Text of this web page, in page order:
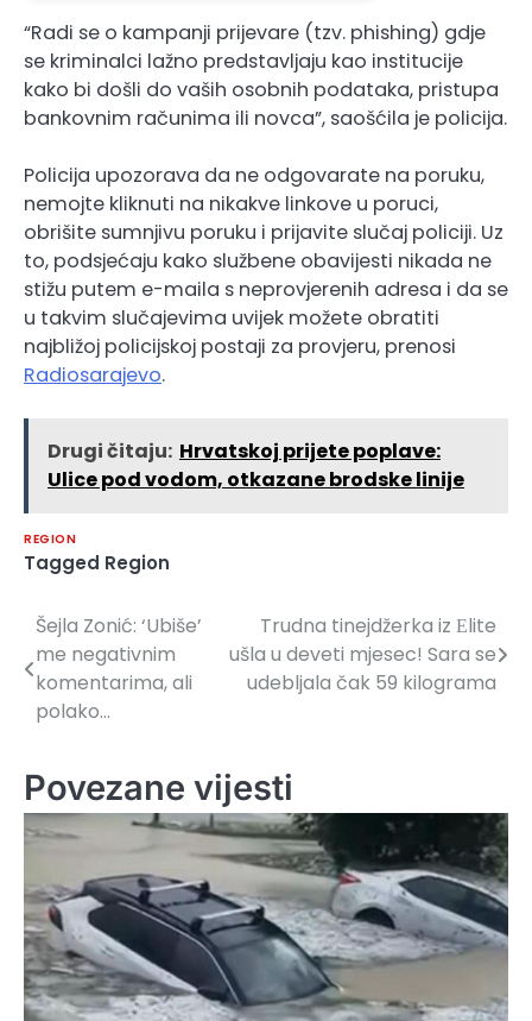
“Radi se o kampanji prijevare (tzv. phishing) gdje
se kriminalci lažno predstavljaju kao institucije
kako bi došli do vaših osobnih podataka, pristupa
bankovnim računima ili novca”, saošćila je policija.
Policija upozorava da ne odgovarate na poruku,
nemojte kliknuti na nikakve linkove u poruci,
obrišite sumnjivu poruku i prijavite slučaj policiji. Uz
to, podsjećaju kako službene obavijesti nikada ne
stižu putem e-maila s neprovjerenih adresa i da se
u takvim slučajevima uvijek možete obratiti
najbližoj policijskoj postaji za provjeru, prenosi
Radiosarajevo.
Drugi čitaju: Hrvatskoj prijete poplave:
Ulice pod vodom, otkazane brodske linije
REGION
Tagged Region
Navigacija
članaka
Šejla Zonić: ‘Ubiše’
me negativnim
komentarima, ali
polako…
Trudna tinejdžerka iz Еlite
ušla u deveti mjesec! Sara se
udebljala čak 59 kilograma
Povezane vijesti